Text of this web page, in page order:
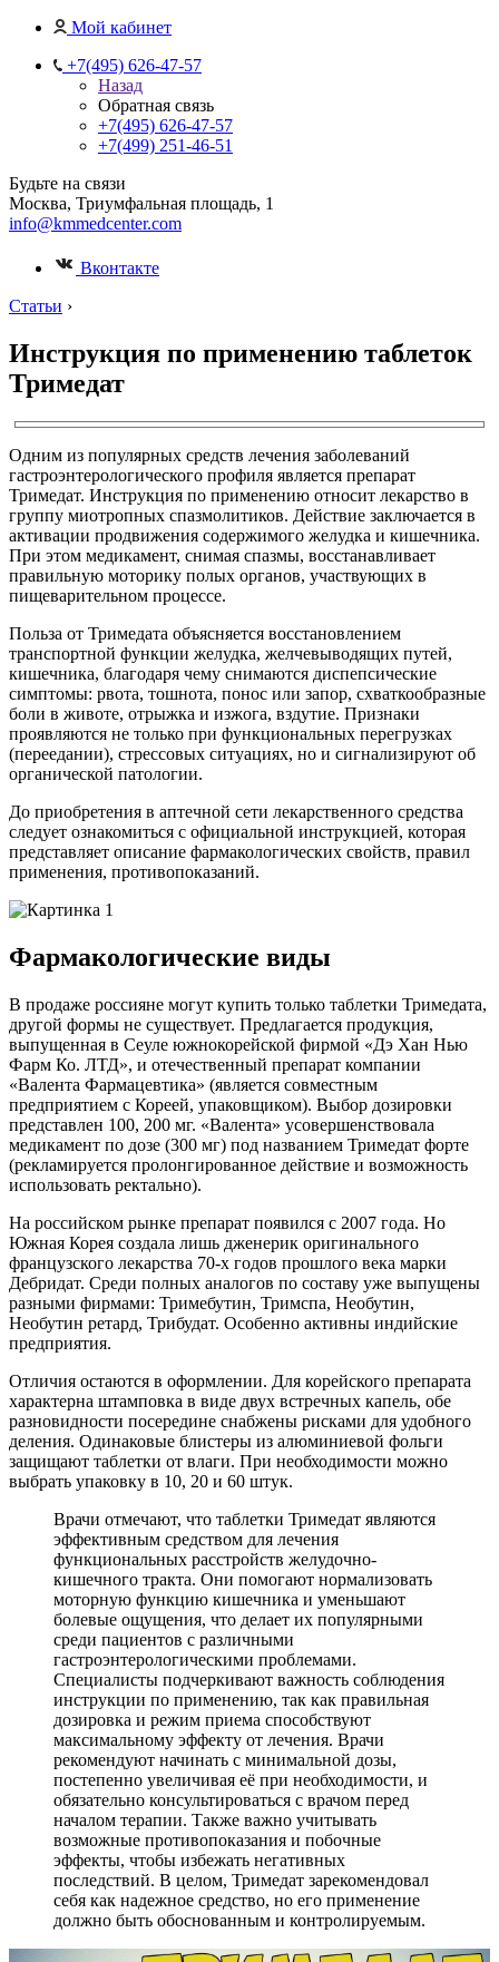
Мой кабинет
+7(495) 626-47-57
Назад
Обратная связь
+7(495) 626-47-57
+7(499) 251-46-51
Будьте на связи
Москва, Триумфальная площадь, 1
info@kmmedcenter.com
Вконтакте
Статьи ›
Инструкция по применению таблеток
Тримедат
Одним из популярных средств лечения заболеваний
гастроэнтерологического профиля является препарат
Тримедат. Инструкция по применению относит лекарство в
группу миотропных спазмолитиков. Действие заключается в
активации продвижения содержимого желудка и кишечника.
При этом медикамент, снимая спазмы, восстанавливает
правильную моторику полых органов, участвующих в
пищеварительном процессе.
Польза от Тримедата объясняется восстановлением
транспортной функции желудка, желчевыводящих путей,
кишечника, благодаря чему снимаются диспепсические
симптомы: рвота, тошнота, понос или запор, схваткообразные
боли в животе, отрыжка и изжога, вздутие. Признаки
проявляются не только при функциональных перегрузках
(переедании), стрессовых ситуациях, но и сигнализируют об
органической патологии.
До приобретения в аптечной сети лекарственного средства
следует ознакомиться с официальной инструкцией, которая
представляет описание фармакологических свойств, правил
применения, противопоказаний.
Фармакологические виды
В продаже россияне могут купить только таблетки Тримедата,
другой формы не существует. Предлагается продукция,
выпущенная в Сеуле южнокорейской фирмой «Дэ Хан Нью
Фарм Ко. ЛТД», и отечественный препарат компании
«Валента Фармацевтика» (является совместным
предприятием с Кореей, упаковщиком). Выбор дозировки
представлен 100, 200 мг. «Валента» усовершенствовала
медикамент по дозе (300 мг) под названием Тримедат форте
(рекламируется пролонгированное действие и возможность
использовать ректально).
На российском рынке препарат появился с 2007 года. Но
Южная Корея создала лишь дженерик оригинального
французского лекарства 70-х годов прошлого века марки
Дебридат. Среди полных аналогов по составу уже выпущены
разными фирмами: Тримебутин, Тримспа, Необутин,
Необутин ретард, Трибудат. Особенно активны индийские
предприятия.
Отличия остаются в оформлении. Для корейского препарата
характерна штамповка в виде двух встречных капель, обе
разновидности посередине снабжены рисками для удобного
деления. Одинаковые блистеры из алюминиевой фольги
защищают таблетки от влаги. При необходимости можно
выбрать упаковку в 10, 20 и 60 штук.
Врачи отмечают, что таблетки Тримедат являются
эффективным средством для лечения
функциональных расстройств желудочно-
кишечного тракта. Они помогают нормализовать
моторную функцию кишечника и уменьшают
болевые ощущения, что делает их популярными
среди пациентов с различными
гастроэнтерологическими проблемами.
Специалисты подчеркивают важность соблюдения
инструкции по применению, так как правильная
дозировка и режим приема способствуют
максимальному эффекту от лечения. Врачи
рекомендуют начинать с минимальной дозы,
постепенно увеличивая её при необходимости, и
обязательно консультироваться с врачом перед
началом терапии. Также важно учитывать
возможные противопоказания и побочные
эффекты, чтобы избежать негативных
последствий. В целом, Тримедат зарекомендовал
себя как надежное средство, но его применение
должно быть обоснованным и контролируемым.